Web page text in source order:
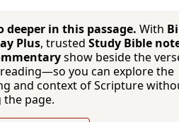
deeper in this passage. With
Plus, trusted Study Bible
show beside the
you can explore the
and context of Scripture
the page.